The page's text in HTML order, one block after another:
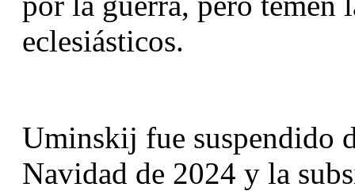
eclesiásticos.
Uminskij fue suspendido
Navidad de 2024 y la